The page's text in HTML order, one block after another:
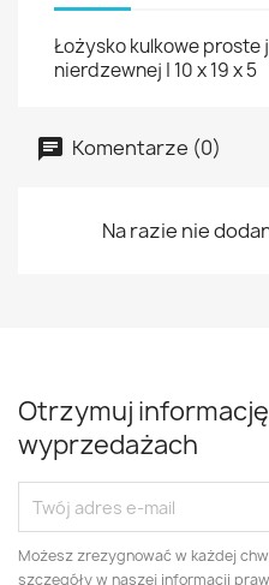
Łożysko kulkowe
nierdzewnej | 10 x 19 x 5
Komentarze (0)
Na razie nie
Otrzymuj
wyprzedażach
Możesz zrezygnować w każdej
szczegóły w naszej informacji